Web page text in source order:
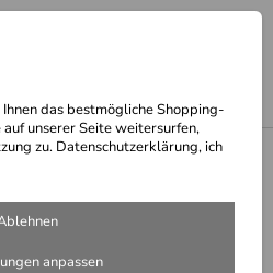
das bestmögliche Shopping-
unserer Seite weitersurfen,
zu. Datenschutzerklärung, ich
anpassen
Skulpturen